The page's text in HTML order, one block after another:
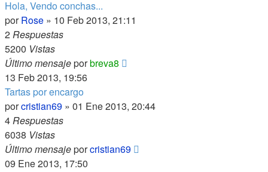
Hola, Vendo conchas...
porRose » 10 Feb 2013, 21:11
2Respuestas
5200 Vistas
Último mensajeporbreva8
13 Feb 2013, 19:56
Tartas por encargo
porcristian69 » 01 Ene 2013, 20:44
4Respuestas
6038 Vistas
Último mensajeporcristian69
09 Ene 2013, 17:50